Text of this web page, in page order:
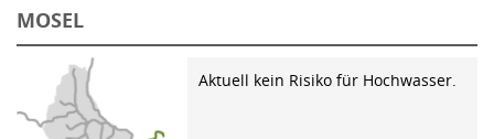
MOSEL
Aktuell kein Risiko für Hochwasser.